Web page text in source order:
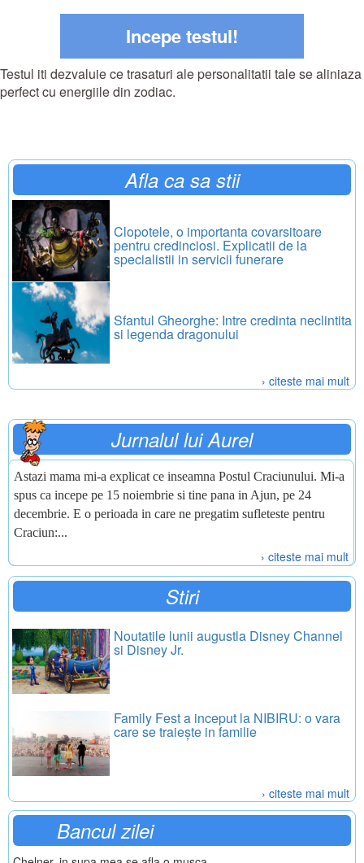
Incepe testul!
Testul iti dezvaluie ce trasaturi ale personalitatii tale se aliniaza
perfect cu energiile din zodiac.
Afla ca sa stii
Clopotele, o importanta covarsitoare
pentru credinciosi. Explicatii de la
specialistii in servicii funerare
Sfantul Gheorghe: Intre credinta neclintita
si legenda dragonului
› citeste mai mult
Jurnalul lui Aurel
Astazi mama mi-a explicat ce inseamna Postul Craciunului. Mi-a
spus ca incepe pe 15 noiembrie si tine pana in Ajun, pe 24
decembrie. E o perioada in care ne pregatim sufleteste pentru
Craciun:...
› citeste mai mult
Stiri
Noutatile lunii augustla Disney Channel
si Disney Jr.
Family Fest a inceput la NIBIRU: o vara
care se traiește in familie
› citeste mai mult
Bancul zilei